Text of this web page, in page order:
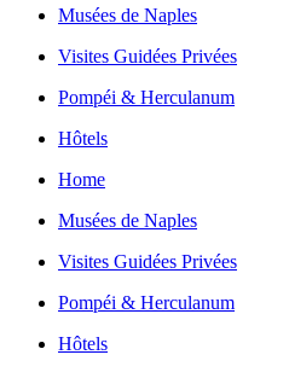
Musées de Naples
Visites Guidées Privées
Pompéi & Herculanum
Hôtels
Home
Musées de Naples
Visites Guidées Privées
Pompéi & Herculanum
Hôtels